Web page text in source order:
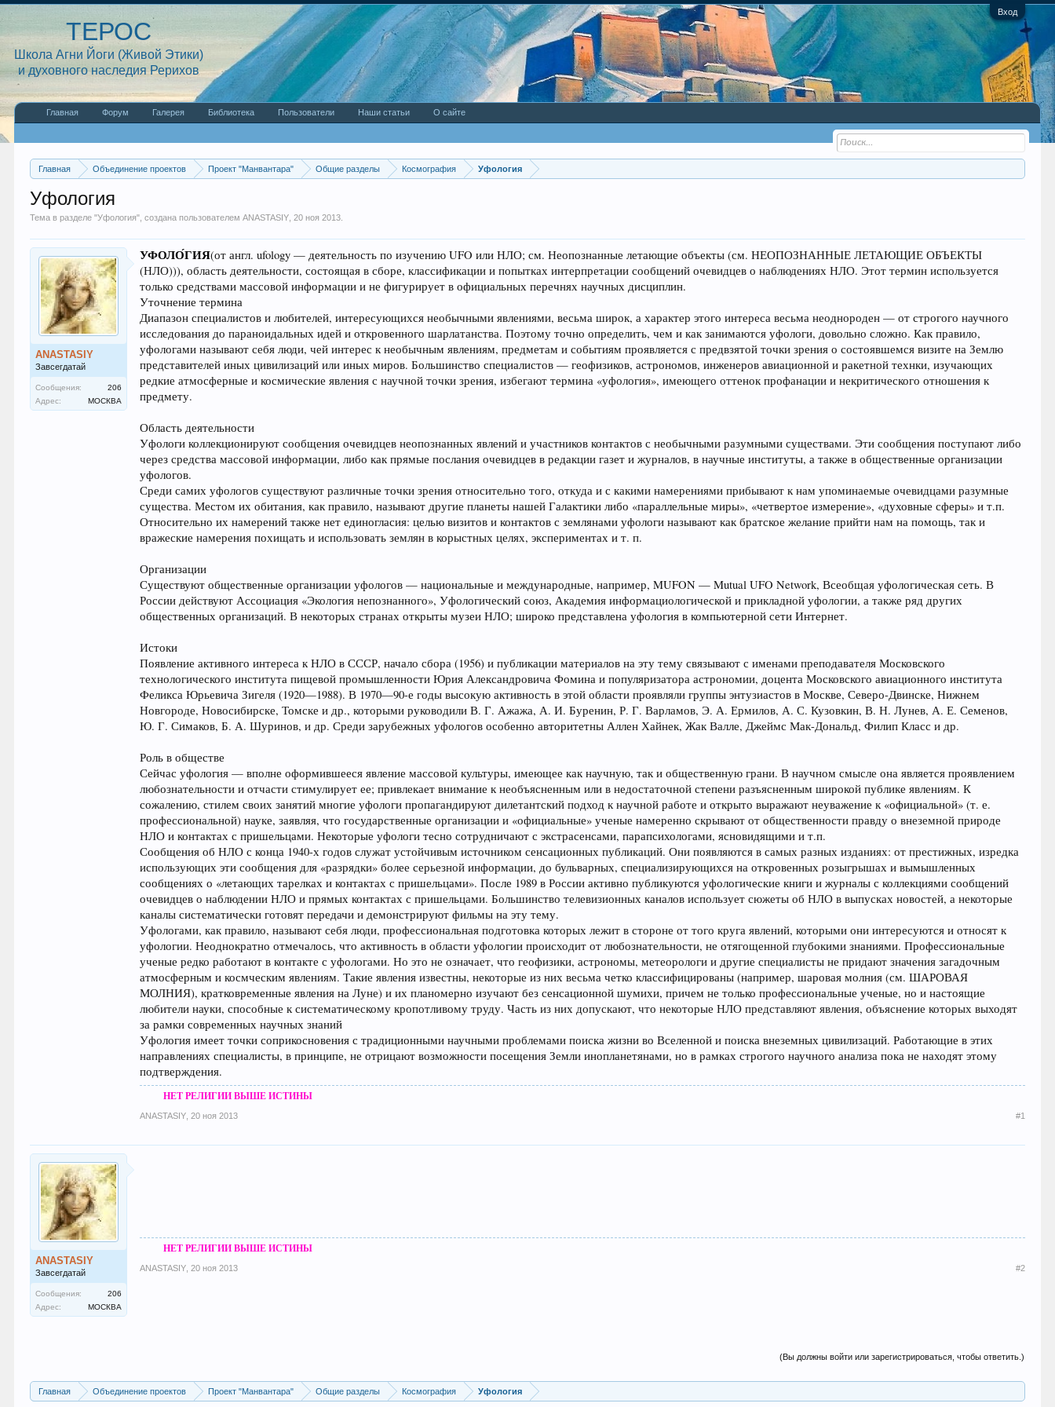
Вход
Главная Объединение проектов Проект "Манвантара" Общие разделы Космография Уфология
Уфология
Тема в разделе "Уфология", создана пользователемANASTASIY ,20 ноя 2013
ANASTASIY
Завсегдатай
Сообщения:
206
Адрес:
МОСКВА
УФОЛО́ГИЯ(от англ. ufology — деятельность по изучению UFO или НЛО; см. Неопознанные летающие объекты (см. НЕОПОЗНАННЫЕ ЛЕТАЮЩИЕ ОБЪЕКТЫ
(НЛО))), область деятельности, состоящая в сборе, классификации и попытках интерпретации сообщений очевидцев о наблюдениях НЛО. Этот термин используется
только средствами массовой информации и не фигурирует в официальных перечнях научных дисциплин.
Уточнение термина
Диапазон специалистов и любителей, интересующихся необычными явлениями, весьма широк, а характер этого интереса весьма неоднороден — от строгого научного
исследования до параноидальных идей и откровенного шарлатанства. Поэтому точно определить, чем и как занимаются уфологи, довольно сложно. Как правило,
уфологами называют себя люди, чей интерес к необычным явлениям, предметам и событиям проявляется с предвзятой точки зрения о состоявшемся визите на Землю
представителей иных цивилизаций или иных миров. Большинство специалистов — геофизиков, астрономов, инженеров авиационной и ракетной технки, изучающих
редкие атмосферные и космические явления с научной точки зрения, избегают термина «уфология», имеющего оттенок профанации и некритического отношения к
предмету.
Область деятельности
Уфологи коллекционируют сообщения очевидцев неопознанных явлений и участников контактов с необычными разумными существами. Эти сообщения поступают либо
через средства массовой информации, либо как прямые послания очевидцев в редакции газет и журналов, в научные институты, а также в общественные организации
уфологов.
Среди самих уфологов существуют различные точки зрения относительно того, откуда и с какими намерениями прибывают к нам упоминаемые очевидцами разумные
существа. Местом их обитания, как правило, называют другие планеты нашей Галактики либо «параллельные миры», «четвертое измерение», «духовные сферы» и т.п.
Относительно их намерений также нет единогласия: целью визитов и контактов с землянами уфологи называют как братское желание прийти нам на помощь, так и
вражеские намерения похищать и использовать землян в корыстных целях, экспериментах и т. п.
Организации
Существуют общественные организации уфологов — национальные и международные, например, MUFON — Mutual UFO Network, Всеобщая уфологическая сеть. В
России действуют Ассоциация «Экология непознанного», Уфологический союз, Академия информациологической и прикладной уфологии, а также ряд других
общественных организаций. В некоторых странах открыты музеи НЛО; широко представлена уфология в компьютерной сети Интернет.
Истоки
Появление активного интереса к НЛО в СССР, начало сбора (1956) и публикации материалов на эту тему связывают с именами преподавателя Московского
технологического института пищевой промышленности Юрия Александровича Фомина и популяризатора астрономии, доцента Московского авиационного института
Феликса Юрьевича Зигеля (1920—1988). В 1970—90-е годы высокую активность в этой области проявляли группы энтузиастов в Москве, Северо-Двинске, Нижнем
Новгороде, Новосибирске, Томске и др., которыми руководили В. Г. Ажажа, А. И. Буренин, Р. Г. Варламов, Э. А. Ермилов, А. С. Кузовкин, В. Н. Лунев, А. Е. Семенов,
Ю. Г. Симаков, Б. А. Шуринов, и др. Среди зарубежных уфологов особенно авторитетны Аллен Хайнек, Жак Валле, Джеймс Мак-Дональд, Филип Класс и др.
Роль в обществе
Сейчас уфология — вполне оформившееся явление массовой культуры, имеющее как научную, так и общественную грани. В научном смысле она является проявлением
любознательности и отчасти стимулирует ее; привлекает внимание к необъясненным или в недостаточной степени разъясненным широкой публике явлениям. К
сожалению, стилем своих занятий многие уфологи пропагандируют дилетантский подход к научной работе и открыто выражают неуважение к «официальной» (т. е.
профессиональной) науке, заявляя, что государственные организации и «официальные» ученые намеренно скрывают от общественности правду о внеземной природе
НЛО и контактах с пришельцами. Некоторые уфологи тесно сотрудничают с экстрасенсами, парапсихологами, ясновидящими и т.п.
Сообщения об НЛО с конца 1940-х годов служат устойчивым источником сенсационных публикаций. Они появляются в самых разных изданиях: от престижных, изредка
использующих эти сообщения для «разрядки» более серьезной информации, до бульварных, специализирующихся на откровенных розыгрышах и вымышленных
сообщениях о «летающих тарелках и контактах с пришельцами». После 1989 в России активно публикуются уфологические книги и журналы с коллекциями сообщений
очевидцев о наблюдении НЛО и прямых контактах с пришельцами. Большинство телевизионных каналов использует сюжеты об НЛО в выпусках новостей, а некоторые
каналы систематически готовят передачи и демонстрируют фильмы на эту тему.
Уфологами, как правило, называют себя люди, профессиональная подготовка которых лежит в стороне от того круга явлений, которыми они интересуются и относят к
уфологии. Неоднократно отмечалось, что активность в области уфологии происходит от любознательности, не отягощенной глубокими знаниями. Профессиональные
ученые редко работают в контакте с уфологами. Но это не означает, что геофизики, астрономы, метеорологи и другие специалисты не придают значения загадочным
атмосферным и космческим явлениям. Такие явления известны, некоторые из них весьма четко классифицированы (например, шаровая молния (см. ШАРОВАЯ
МОЛНИЯ), кратковременные явления на Луне) и их планомерно изучают без сенсационной шумихи, причем не только профессиональные ученые, но и настоящие
любители науки, способные к систематическому кропотливому труду. Часть из них допускают, что некоторые НЛО представляют явления, объяснение которых выходят
за рамки современных научных знаний
Уфология имеет точки соприкосновения с традиционными научными проблемами поиска жизни во Вселенной и поиска внеземных цивилизаций. Работающие в этих
направлениях специалисты, в принципе, не отрицают возможности посещения Земли инопланетянами, но в рамках строгого научного анализа пока не находят этому
подтверждения.
НЕТ РЕЛИГИИ ВЫШЕ ИСТИНЫ
ANASTASIY 20 ноя 2013 #1
ANASTASIY
Завсегдатай
Сообщения:
206
Адрес:
МОСКВА
НЕТ РЕЛИГИИ ВЫШЕ ИСТИНЫ
ANASTASIY 20 ноя 2013 #2
(Вы должны войти или зарегистрироваться, чтобы ответить.)
Главная Объединение проектов Проект "Манвантара" Общие разделы Космография Уфология
ТЕРОС
Школа Агни Йоги (Живой Этики)
и духовного наследия Рерихов
Главная Форум Галерея Библиотека Пользователи Наши статьи О сайте